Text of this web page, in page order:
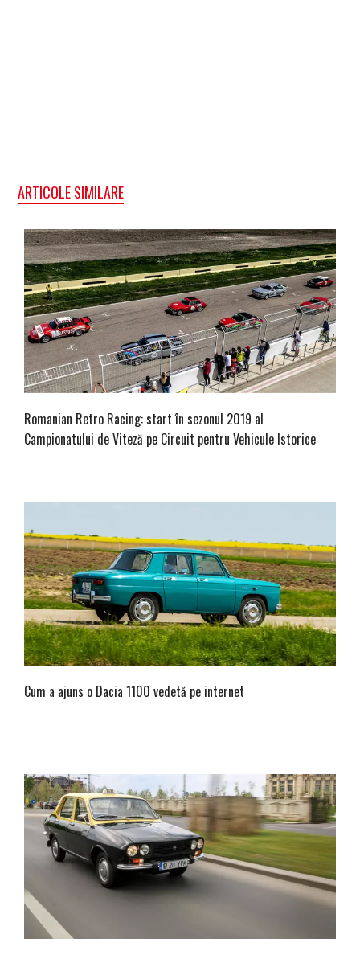
ARTICOLE SIMILARE
Romanian Retro Racing: start în sezonul 2019 al
Campionatului de Viteză pe Circuit pentru Vehicule Istorice
Cum a ajuns o Dacia 1100 vedetă pe internet